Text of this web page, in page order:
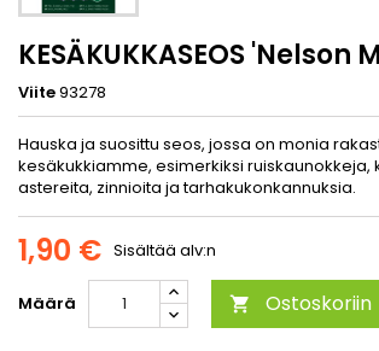
KESÄKUKKASEOS 'Nelson
Viite93278
Hauska ja suosittu seos, jossa on monia
kesäkukkiamme, esimerkiksi ruiskaunokkeja,
astereita, zinnioita ja tarhakukonkannuksia.
1,90 € Sisältää alv:n
Määrä  Ostoskoriin